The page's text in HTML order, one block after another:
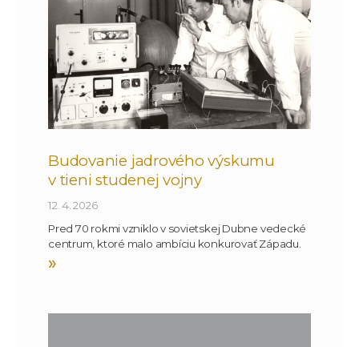
Budovanie jadrového výskumu
v tieni studenej vojny
12. 4. 2026
Pred 70 rokmi vzniklo v sovietskej Dubne vedecké
centrum, ktoré malo ambíciu konkurovať Západu.
»